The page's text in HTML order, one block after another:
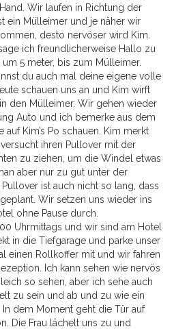
Wir laufen in Richtung der
ein Mülleimer und je näher wir
desto nervöser wird Kim.
ich freundlicherweise Hallo zu
5 meter, bis zum Mülleimer.
du auch mal deine eigene volle
schauen uns an und Kim wirft
den Mülleimer. Wir gehen wieder
Auto und ich bemerke aus dem
Kim’s Po schauen. Kim merkt
ihren Pullover mit der
zu ziehen, um die Windel etwas
aber nur zu gut unter der
ist auch nicht so lang, dass
Wir setzen uns wieder ins
ohne Pause durch.
Uhrmittags und wir sind am Hotel
in die Tiefgarage und parke unser
einen Rollkoffer mit und wir fahren
Ich kann sehen wie nervös
so sehen, aber ich sehe auch
zu sein und ab und zu wie ein
dem Moment geht die Tür auf
Die Frau lächelt uns zu und